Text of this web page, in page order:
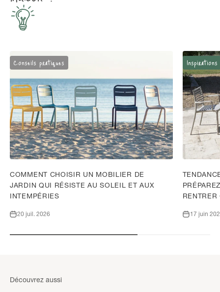
Conseils pratiques
COMMENT CHOISIR UN MOBILIER DE
JARDIN QUI RÉSISTE AU SOLEIL ET AUX
INTEMPÉRIES
20 juil. 2026
Inspirations
17 juin
Découvrez aussi
DÉCOUVRIR